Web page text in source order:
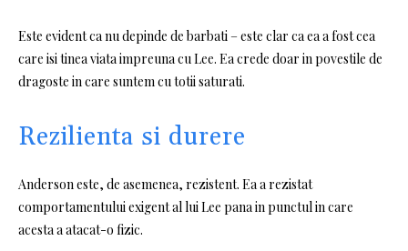
Este evident ca nu depinde de barbati – este clar ca ea a fost cea
care isi tinea viata impreuna cu Lee. Ea crede doar in povestile de
dragoste in care suntem cu totii saturati.
Rezilienta si durere
Anderson este, de asemenea, rezistent. Ea a rezistat
comportamentului exigent al lui Lee pana in punctul in care
acesta a atacat-o fizic.